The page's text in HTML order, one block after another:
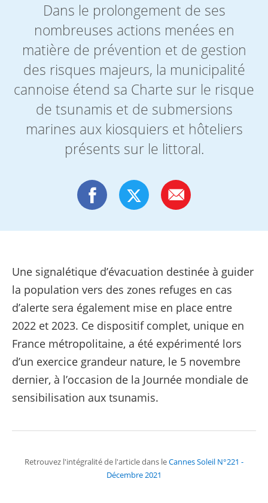
Dans le prolongement de ses
nombreuses actions menées en
matière de prévention et de gestion
des risques majeurs, la municipalité
cannoise étend sa Charte sur le risque
de tsunamis et de submersions
marines aux kiosquiers et hôteliers
présents sur le littoral.
Une signalétique d’évacuation destinée à guider
la population vers des zones refuges en cas
d’alerte sera également mise en place entre
2022 et 2023. Ce dispositif complet, unique en
France métropolitaine, a été expérimenté lors
d’un exercice grandeur nature, le 5 novembre
dernier, à l’occasion de la Journée mondiale de
sensibilisation aux tsunamis.
Retrouvez l'intégralité de l'article dans leCannes Soleil N°221 -
Décembre 2021